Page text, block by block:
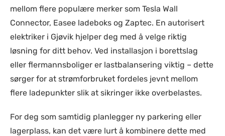
mellom flere populære merker som Tesla Wall
Connector, Easee ladeboks og Zaptec. En autorisert
elektriker i Gjøvik hjelper deg med å velge riktig
løsning for ditt behov. Ved installasjon i borettslag
eller flermannsboliger er lastbalansering viktig – dette
sørger for at strømforbruket fordeles jevnt mellom
flere ladepunkter slik at sikringer ikke overbelastes.
For deg som samtidig planlegger ny parkering eller
lagerplass, kan det være lurt å kombinere dette med